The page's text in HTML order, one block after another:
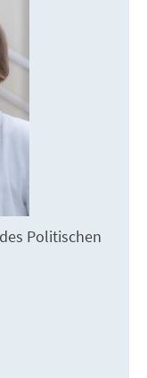
Politischen